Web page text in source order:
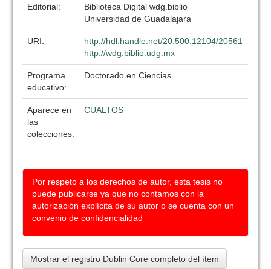
Editorial:
Biblioteca Digital wdg.biblio
Universidad de Guadalajara
URI:
http://hdl.handle.net/20.500.12104/20561
http://wdg.biblio.udg.mx
Programa
educativo:
Doctorado en Ciencias
Aparece en
las
colecciones:
CUALTOS
Por respeto a los derechos de autor, esta tesis no
puede publicarse ya que no contamos con la
autorización explícita de su autor o se cuenta con un
convenio de confidencialidad
Mostrar el registro Dublin Core completo del ítem